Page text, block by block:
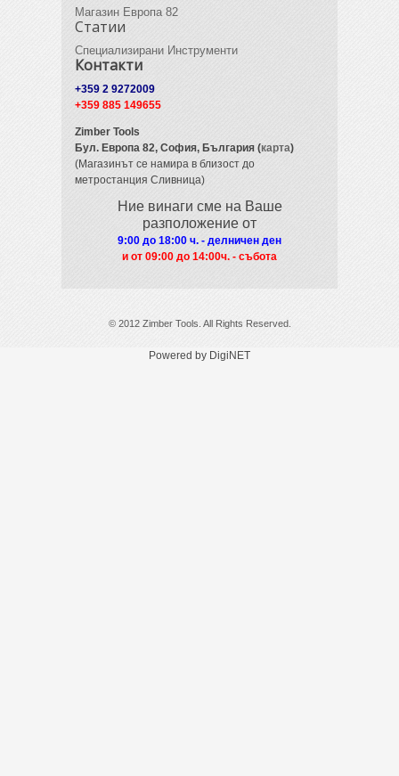
Магазин Европа 82
Статии
Специализирани Инструменти
Контакти
+359 2 9272009
+359 885 149655
Zimber Tools
Бул. Европа 82, София, България (карта)
(Магазинът се намира в близост до
метростанция Сливница)
Ние винаги сме на Ваше
разположение от
9:00 до 18:00 ч. - делничен ден
и от 09:00 до 14:00ч. - събота
© 2012 Zimber Tools. All Rights Reserved.
Powered by DigiNET